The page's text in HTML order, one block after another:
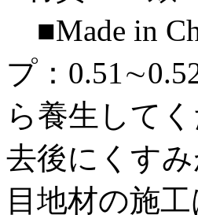
■Made in
プ：
ら養生して
去後にくす
目地材の施